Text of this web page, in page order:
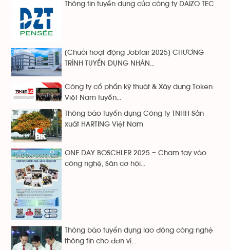
Thông tin tuyển dụng của công ty DAIZO TEC
[Chuỗi hoạt động Jobfair 2025] CHƯƠNG
TRÌNH TUYỂN DỤNG NHÂN...
Công ty cổ phẩn kỹ thuật & Xây dựng Token
Việt Nam tuyển...
Thông báo tuyển dụng Công ty TNHH Sản
xuất HARTING Việt Nam
ONE DAY BOSCHLER 2025 – Chạm tay vào
công nghệ, Săn cơ hội...
Thông báo tuyển dụng lao động công nghệ
thông tin cho đơn vị...